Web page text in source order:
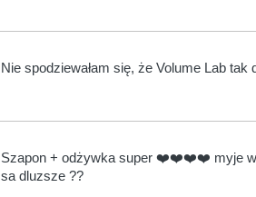
Nie spodziewałam się, że Volume Lab tak
Szapon + odżywka super ❤️❤️❤️❤️ myje
sa dluzsze ??